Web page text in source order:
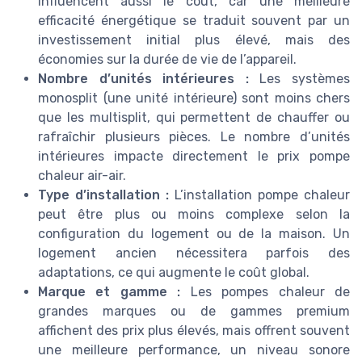
efficacité énergétique se traduit souvent par un
investissement initial plus élevé, mais des
économies sur la durée de vie de l’appareil.
Nombre d’unités intérieures :Les systèmes
monosplit (une unité intérieure) sont moins chers
que les multisplit, qui permettent de chauffer ou
rafraîchir plusieurs pièces. Le nombre d’unités
intérieures impacte directement le prix pompe
chaleur air-air.
Type d’installation : L’installation pompe chaleur
peut être plus ou moins complexe selon la
configuration du logement ou de la maison. Un
logement ancien nécessitera parfois des
adaptations, ce qui augmente le coût global.
Marque et gamme : Les pompes chaleur de
grandes marques ou de gammes premium
affichent des prix plus élevés, mais offrent souvent
une meilleure performance, un niveau sonore